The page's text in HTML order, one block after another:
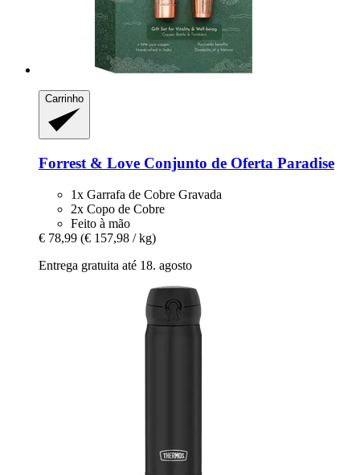
Carrinho
Forrest & Love Conjunto de Oferta Paradise
1x Garrafa de Cobre Gravada
2x Copo de Cobre
Feito à mão
€ 78,99 (€ 157,98 / kg)
Entrega gratuita até 18. agosto